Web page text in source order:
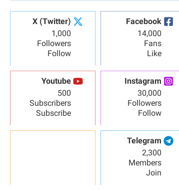
Facebook
14,000
Fans
Like
X (Twitter)
1,000
Followers
Follow
Instagram
30,000
Followers
Follow
Youtube
500
Subscribers
Subscribe
Telegram
2,300
Members
Join